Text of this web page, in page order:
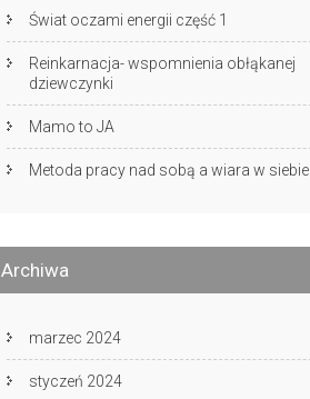
Świat oczami energii część 1
Reinkarnacja- wspomnienia obłąkanej
dziewczynki
Mamo to JA
Metoda pracy nad sobą a wiara w siebie
Archiwa
marzec 2024
styczeń 2024